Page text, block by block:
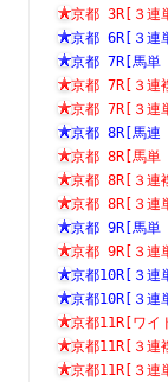
京都 3R[
京都 6R[
京都 7R[馬
京都 7R[
京都 7R[
京都 8R[馬
京都 8R[馬
京都 8R[
京都 8R[３
京都 9R[馬単
京都 9R[３
京都10R[３
京都10R[３
京都11R[ワ
京都11R[３
京都11R[３